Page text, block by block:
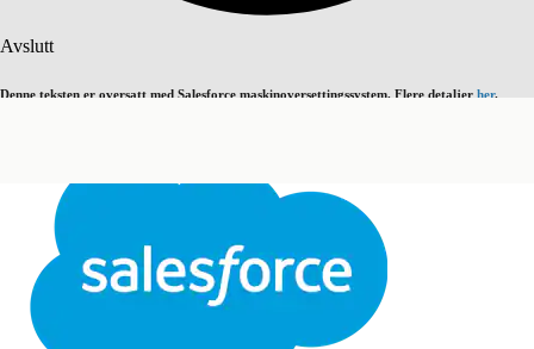
Avslutt
Denne teksten er oversatt med Salesforce maskinoversettingssystem. Flere detaljer her.
Avslutt Avslutt